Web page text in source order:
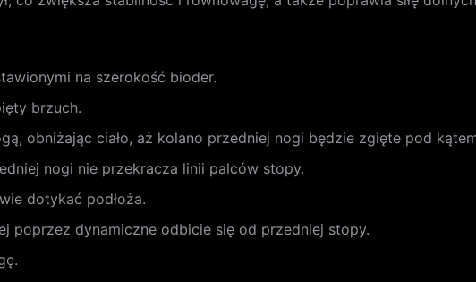
na szerokość bioder.
brzuch.
obniżając ciało, aż kolano przedniej nogi będzie zgięte pod
nogi nie przekracza linii palców stopy.
dotykać podłoża.
poprzez dynamiczne odbicie się od przedniej stopy.